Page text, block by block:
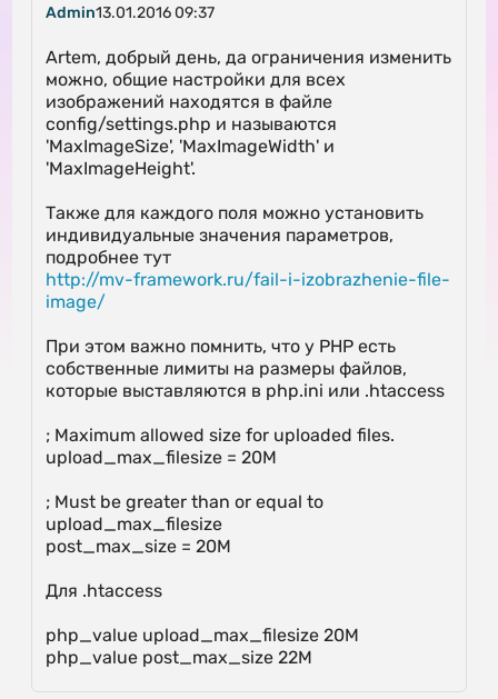
Admin13.01.2016 09:37
Artem, добрый день, да ограничения изменить
можно, общие настройки для всех
изображений находятся в файле
config/settings.php и называются
'MaxImageSize', 'MaxImageWidth' и
'MaxImageHeight'.
Также для каждого поля можно установить
индивидуальные значения параметров,
подробнее тут
http://mv-framework.ru/fail-i-izobrazhenie-file-
image/
При этом важно помнить, что у PHP есть
собственные лимиты на размеры файлов,
которые выставляются в php.ini или .htaccess
; Maximum allowed size for uploaded files.
upload_max_filesize = 20M
; Must be greater than or equal to
upload_max_filesize
post_max_size = 20M
Для .htaccess
php_value upload_max_filesize 20M
php_value post_max_size 22M